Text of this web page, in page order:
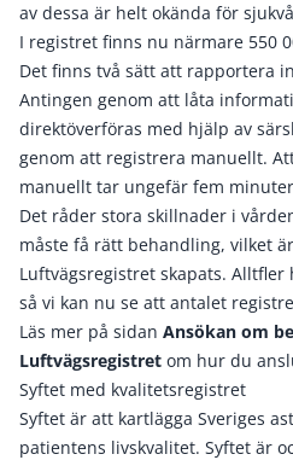
av dessa är helt okända för
I registret finns nu närmare 550
Det finns två sätt att rapportera
Antingen genom att låta
direktöverföras med hjälp av
genom att registrera manuellt.
manuellt tar ungefär fem
Det råder stora skillnader i
måste få rätt behandling, vilket
Luftvägsregistret skapats.
så vi kan nu se att antalet
Läs mer på sidan Ansökan om
Luftvägsregistret om hur du
Syftet med kvalitetsregistret
Syftet är att kartlägga Sveriges
patientens livskvalitet. Syftet är